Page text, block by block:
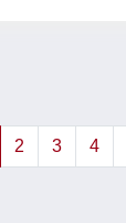
2 3 4